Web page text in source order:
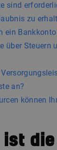
sind
zu
ein
über Steuern
an?
können
ist die